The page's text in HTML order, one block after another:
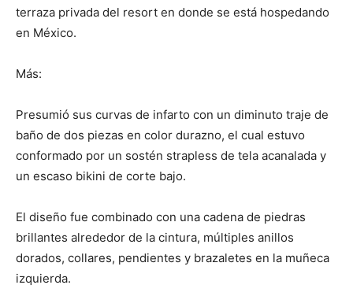
terraza privada del resort en donde se está hospedando
en México.
Más:
Presumió sus curvas de infarto con un diminuto traje de
baño de dos piezas en color durazno, el cual estuvo
conformado por un sostén strapless de tela acanalada y
un escaso bikini de corte bajo.
El diseño fue combinado con una cadena de piedras
brillantes alrededor de la cintura, múltiples anillos
dorados, collares, pendientes y brazaletes en la muñeca
izquierda.